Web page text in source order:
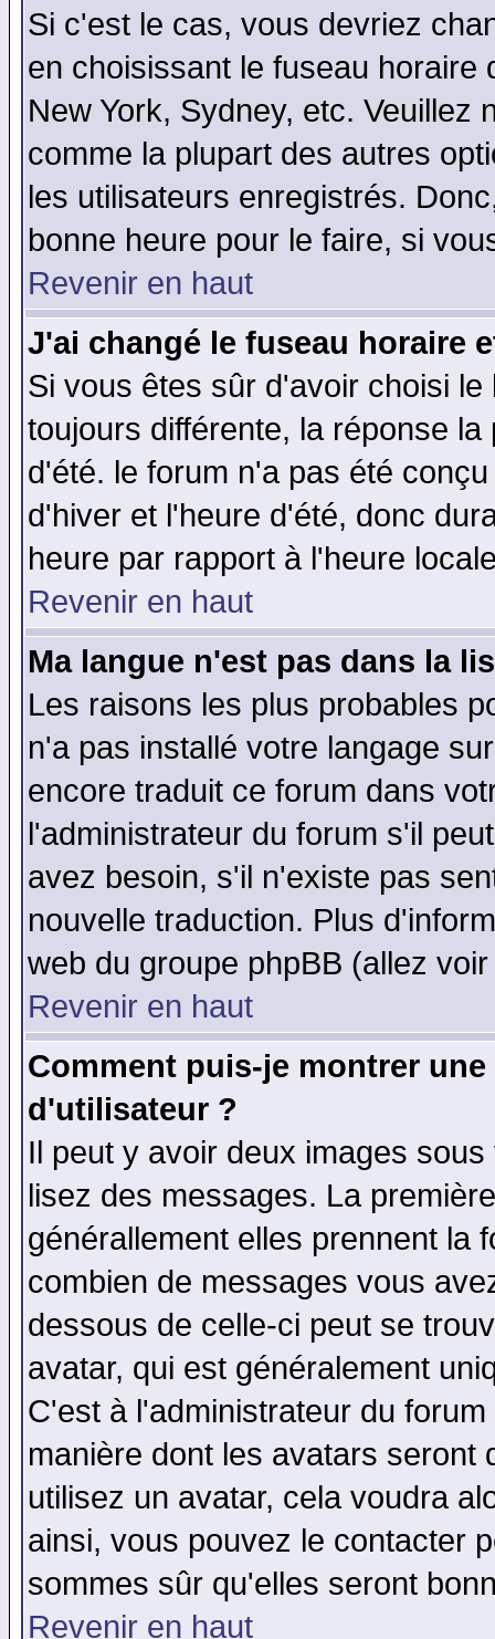
Si c'est le cas, vous devriez
en choisissant le fuseau
New York, Sydney, etc. Veuillez
comme la plupart des autres
les utilisateurs enregistrés.
bonne heure pour le faire, si
Revenir en haut
J'ai changé le fuseau horaire
Si vous êtes sûr d'avoir choisi
toujours différente, la réponse
d'été. le forum n'a pas été
d'hiver et l'heure d'été, donc
heure par rapport à l'heure
Revenir en haut
Ma langue n'est pas dans la
Les raisons les plus probables
n'a pas installé votre langage
encore traduit ce forum dans
l'administrateur du forum s'il
avez besoin, s'il n'existe pas
nouvelle traduction. Plus
web du groupe phpBB (allez
Revenir en haut
Comment puis-je montrer
d'utilisateur ?
Il peut y avoir deux images
lisez des messages. La
générallement elles prennent la
combien de messages vous
dessous de celle-ci peut se
avatar, qui est généralement
C'est à l'administrateur du
manière dont les avatars seront
utilisez un avatar, cela voudra
ainsi, vous pouvez le contacter
sommes sûr qu'elles seront
Revenir en haut